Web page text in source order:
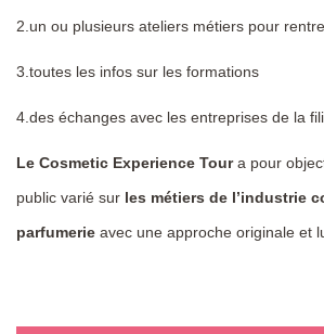
2.un ou plusieurs ateliers métiers pour
3.toutes les infos sur les formations
4.des échanges avec les entreprises de la
Le Cosmetic Experience Toura pour
public varié sur les métiers de l’industrie
parfumerie avec une approche originale et